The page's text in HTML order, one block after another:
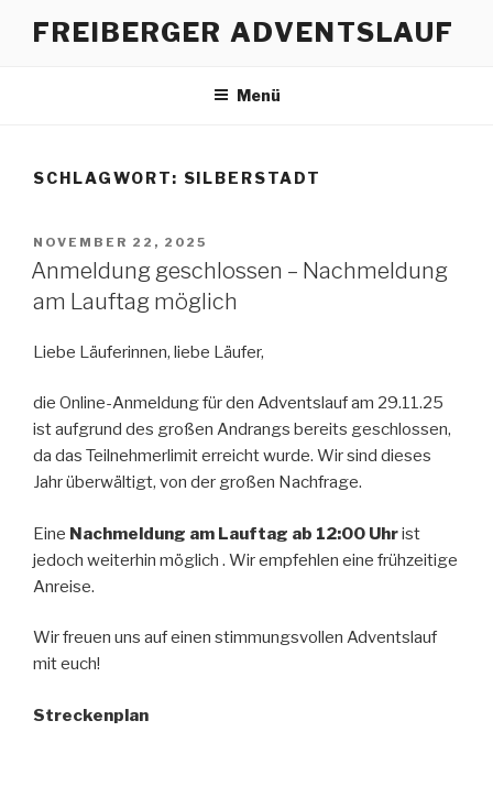
InhaltFREIBERGER ADVENTSLAUF
Menü
SCHLAGWORT: SILBERSTADT
VERÖFFENTLICHT
AM
NOVEMBER 22, 2025
Anmeldung geschlossen – Nachmeldung
am Lauftag möglich
Liebe Läuferinnen, liebe Läufer,
die Online-Anmeldung für den Adventslauf am 29.11.25
ist aufgrund des großen Andrangs bereits geschlossen,
da das Teilnehmerlimit erreicht wurde. Wir sind dieses
Jahr überwältigt, von der großen Nachfrage.
Eine Nachmeldung am Lauftag ab 12:00 Uhrist
jedoch weiterhin möglich . Wir empfehlen eine frühzeitige
Anreise.
Wir freuen uns auf einen stimmungsvollen Adventslauf
mit euch!
Streckenplan